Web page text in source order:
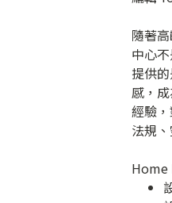
隨著
中心
提供
感，
經驗
法規
Home